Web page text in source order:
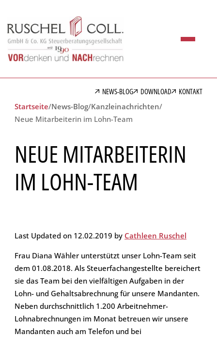
NEWS-BLOG DOWNLOAD
KONTAKT
Startseite/News-Blog/Kanzleinachrichten/
Neue Mitarbeiterin im Lohn-Team
NEUE MITARBEITERIN
IM LOHN-TEAM
Last Updated on 12.02.2019 by Cathleen Ruschel
Frau Diana Wähler unterstützt unser Lohn-Team seit
dem 01.08.2018. Als Steuerfachangestellte bereichert
sie das Team bei den vielfältigen Aufgaben in der
Lohn- und Gehaltsabrechnung für unsere Mandanten.
Neben durchschnittlich 1.200 Arbeitnehmer-
Lohnabrechnungen im Monat betreuen wir unsere
Mandanten auch am Telefon und bei